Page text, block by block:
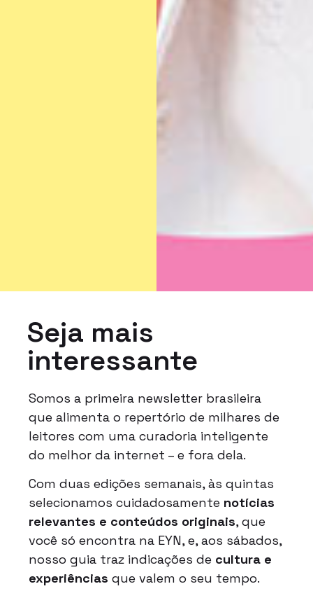
Seja mais
interessante
Somos a primeira newsletter brasileira
que alimenta o repertório de milhares de
leitores com uma curadoria inteligente
do melhor da internet – e fora dela.
Com duas edições semanais, às quintas
selecionamos cuidadosamente notícias
relevantes e conteúdos originais, que
você só encontra na EYN, e, aos sábados,
nosso guia traz indicações de cultura e
experiências que valem o seu tempo.